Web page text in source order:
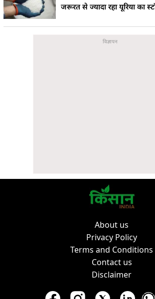
जरूरत से ज्यादा रहा यूरिया का
About us
Privacy Policy
Terms and Conditions
Contact us
Disclaimer